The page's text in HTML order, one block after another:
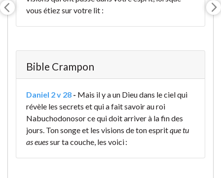
vous étiez sur votre lit :
Bible Crampon
Daniel 2 v 28 - Mais il y a un Dieu dans le ciel qui
révèle les secrets et qui a fait savoir au roi
Nabuchodonosor ce qui doit arriver à la fin des
jours. Ton songe et les visions de ton espritque tu
as euessur ta couche, les voici :